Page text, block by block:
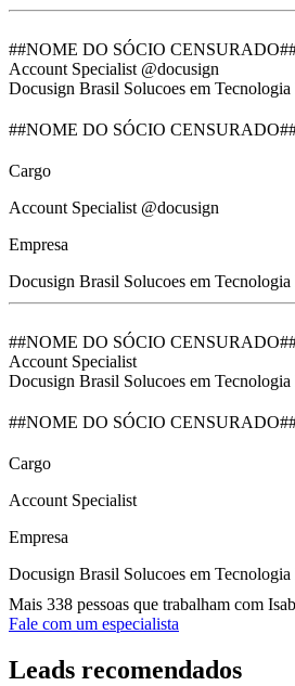
##NOME DO SÓCIO
Account Specialist @docusign
Docusign Brasil Solucoes em Tecnologia
##NOME DO SÓCIO
Cargo
Account Specialist @docusign
Empresa
Docusign Brasil Solucoes em Tecnologia
##NOME DO SÓCIO
Account Specialist
Docusign Brasil Solucoes em Tecnologia
##NOME DO SÓCIO
Cargo
Account Specialist
Empresa
Docusign Brasil Solucoes em Tecnologia
Mais 338 pessoas que trabalham com
Fale com um especialista
Leads recomendados